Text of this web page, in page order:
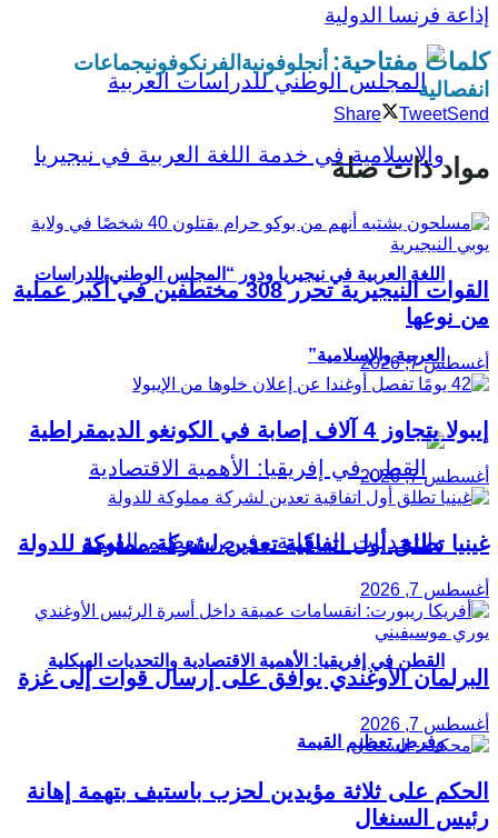
اللغة العربية في نيجيريا ودور “المجلس الوطني للدراسات
العربية والإسلامية”
القطن في إفريقيا: الأهمية الاقتصادية والتحديات الهيكلية
وفرص تعظيم القيمة
إذاعة فرنسا الدولية
كلمات مفتاحية: أنجلوفونية الفرنكوفونيجماعات
انفصالية
Share TweetSend
مواد ذات صلة
القوات النيجيرية تحرر 308 مختطفين في أكبر عملية
من نوعها
أغسطس 7, 2026
إيبولا يتجاوز 4 آلاف إصابة في الكونغو الديمقراطية
أغسطس 7, 2026
غينيا تطلق أول اتفاقية تعدين لشركة مملوكة للدولة
أغسطس 7, 2026
البرلمان الأوغندي يوافق على إرسال قوات إلى غزة
أغسطس 7, 2026
الحكم على ثلاثة مؤيدين لحزب باستيف بتهمة إهانة
رئيس السنغال